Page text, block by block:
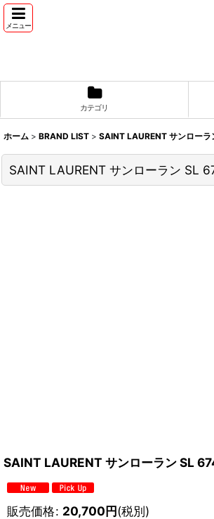
メニュー
カテゴリ
ホーム > BRAND LIST > SAINT LAURENT サンローラ
SAINT LAURENT サンローラン SL
SAINT LAURENT サンローラン SL
販売価格: 20,700円(税別)